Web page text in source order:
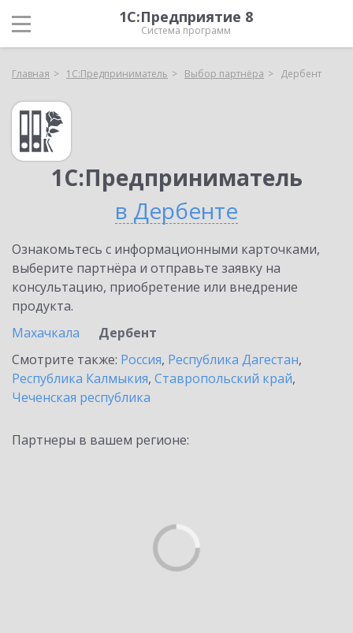
1С:Предприятие 8
Система программ
Главная 1С:Предприниматель Выбор партнёра Дербент
1С:Предприниматель
в Дербенте
Ознакомьтесь с информационными карточками,
выберите партнёра и отправьте заявку на
консультацию, приобретение или внедрение
продукта.
Махачкала
Дербент
Смотрите также: Россия, Республика Дагестан,
Республика Калмыкия, Ставропольский край,
Чеченская республика
Партнеры в вашем регионе: